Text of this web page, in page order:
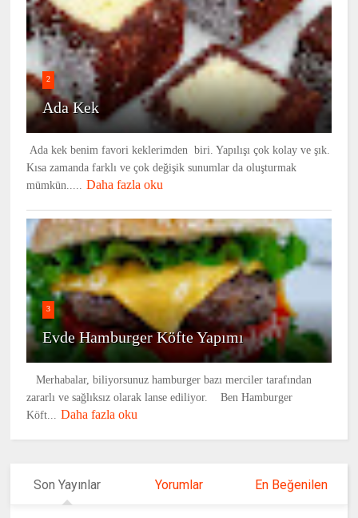
2
Ada Kek
Ada kek benim favori keklerimden biri. Yapılışı çok kolay ve şık.
Kısa zamanda farklı ve çok değişik sunumlar da oluşturmak
mümkün..... Daha fazla oku
3
Evde Hamburger Köfte Yapımı
Merhabalar, biliyorsunuz hamburger bazı merciler tarafından
zararlı ve sağlıksız olarak lanse ediliyor. Ben Hamburger
Köft... Daha fazla oku
Son Yayınlar Yorumlar En Beğenilen